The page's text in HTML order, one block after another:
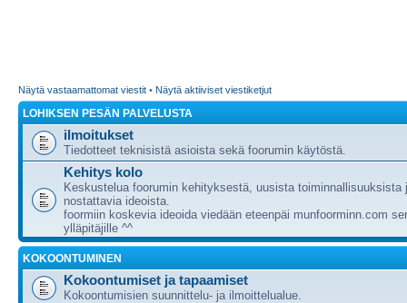
Näytä vastaamattomat viestit • Näytä aktiiviset viestiketjut
LOHIKSEN PESÄN PALVELUSTA
ilmoitukset
Tiedotteet teknisistä asioista sekä foorumin käytöstä.
Kehitys kolo
Keskustelua foorumin kehityksestä, uusista toiminnallisuuksista
nostattavia ideoista.
foormiin koskevia ideoida viedään eteenpäi munfoorminn.com
ylläpitäjille ^^
KOKOONTUMINEN
Kokoontumiset ja tapaamiset
Kokoontumisien suunnittelu- ja ilmoittelualue.